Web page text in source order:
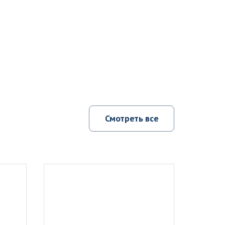
Смотреть все